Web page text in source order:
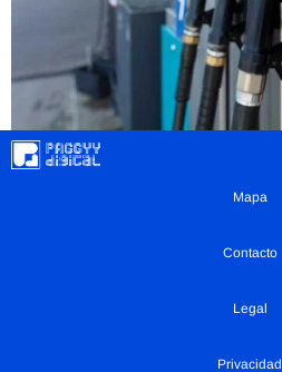
Mapa
Contacto
Legal
Privacidad